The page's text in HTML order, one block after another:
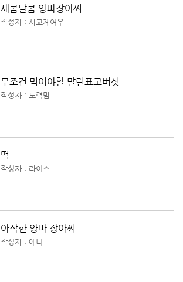
새콤달콤 양파장아찌
작성자 : 사교계여우
무조건 먹어야할 말린표고버섯
작성자 : 노력맘
떡
작성자 : 라이스
아삭한 양파 장아찌
작성자 : 애니